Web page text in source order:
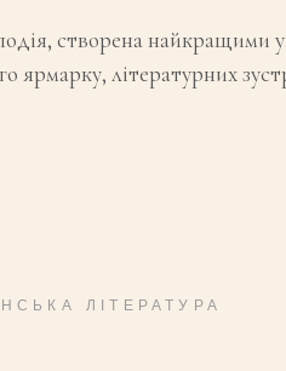
створена найкращими
літературних
ЛІТЕРАТУРА